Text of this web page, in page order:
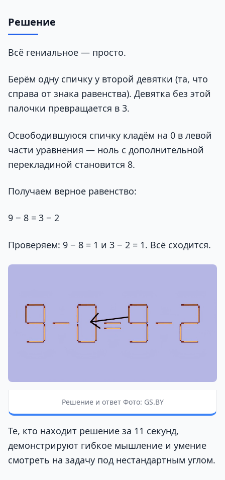
Решение
Всё гениальное — просто.
Берём одну спичку у второй девятки (та, что
справа от знака равенства). Девятка без этой
палочки превращается в 3.
Освободившуюся спичку кладём на 0 в левой
части уравнения — ноль с дополнительной
перекладиной становится 8.
Получаем верное равенство:
9 − 8 = 3 − 2
Проверяем: 9 − 8 = 1 и 3 − 2 = 1. Всё сходится.
Решение и ответ Фото: GS.BY
Те, кто находит решение за 11 секунд,
демонстрируют гибкое мышление и умение
смотреть на задачу под нестандартным углом.